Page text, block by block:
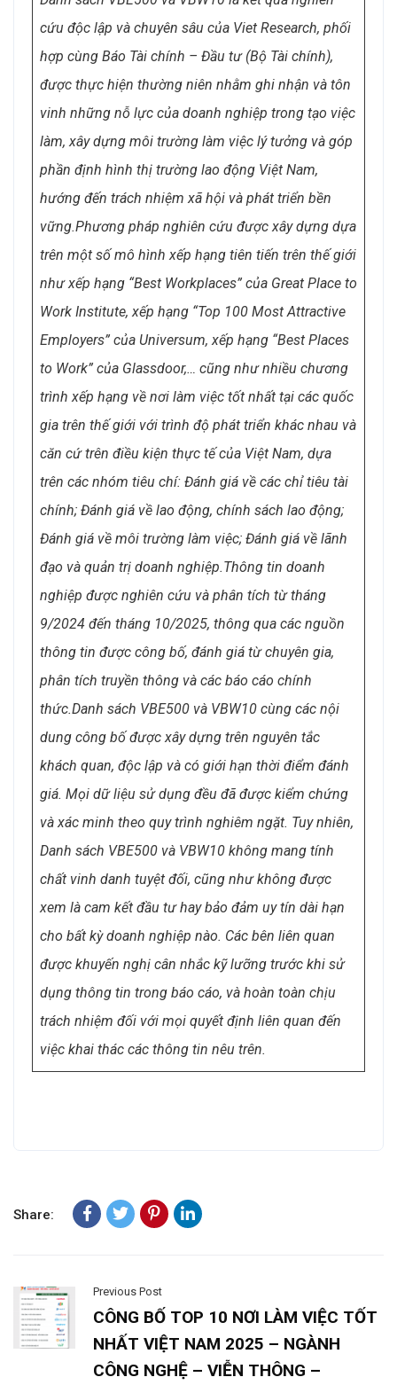
cứu độc lập và chuyên sâu của Viet Research, phối
hợp cùng Báo Tài chính – Đầu tư (Bộ Tài chính),
được thực hiện thường niên nhằm ghi nhận và tôn
vinh những nỗ lực của doanh nghiệp trong tạo việc
làm, xây dựng môi trường làm việc lý tưởng và góp
phần định hình thị trường lao động Việt Nam,
hướng đến trách nhiệm xã hội và phát triển bền
vững.Phương pháp nghiên cứu được xây dựng dựa
trên một số mô hình xếp hạng tiên tiến trên thế giới
như xếp hạng “Best Workplaces” của Great Place to
Work Institute, xếp hạng “Top 100 Most Attractive
Employers” của Universum, xếp hạng “Best Places
to Work” của Glassdoor,… cũng như nhiều chương
trình xếp hạng về nơi làm việc tốt nhất tại các quốc
gia trên thế giới với trình độ phát triển khác nhau và
căn cứ trên điều kiện thực tế của Việt Nam, dựa
trên các nhóm tiêu chí: Đánh giá về các chỉ tiêu tài
chính; Đánh giá về lao động, chính sách lao động;
Đánh giá về môi trường làm việc; Đánh giá về lãnh
đạo và quản trị doanh nghiệp.Thông tin doanh
nghiệp được nghiên cứu và phân tích từ tháng
9/2024 đến tháng 10/2025, thông qua các nguồn
thông tin được công bố, đánh giá từ chuyên gia,
phân tích truyền thông và các báo cáo chính
thức.Danh sách VBE500 và VBW10 cùng các nội
dung công bố được xây dựng trên nguyên tắc
khách quan, độc lập và có giới hạn thời điểm đánh
giá. Mọi dữ liệu sử dụng đều đã được kiểm chứng
và xác minh theo quy trình nghiêm ngặt. Tuy nhiên,
Danh sách VBE500 và VBW10 không mang tính
chất vinh danh tuyệt đối, cũng như không được
xem là cam kết đầu tư hay bảo đảm uy tín dài hạn
cho bất kỳ doanh nghiệp nào. Các bên liên quan
được khuyến nghị cân nhắc kỹ lưỡng trước khi sử
dụng thông tin trong báo cáo, và hoàn toàn chịu
trách nhiệm đối với mọi quyết định liên quan đến
việc khai thác các thông tin nêu trên.
Share:
Previous Post
CÔNG BỐ TOP 10 NƠI LÀM VIỆC TỐT
NHẤT VIỆT NAM 2025 – NGÀNH
CÔNG NGHỆ – VIỄN THÔNG –